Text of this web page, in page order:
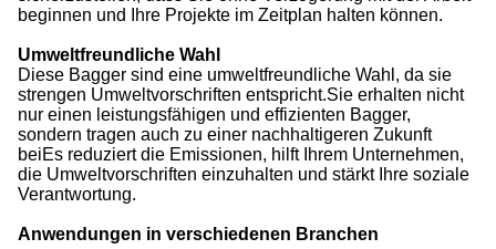
beginnen und Ihre Projekte im Zeitplan halten können.
Umweltfreundliche Wahl
Diese Bagger sind eine umweltfreundliche Wahl, da sie
strengen Umweltvorschriften entspricht.Sie erhalten nicht
nur einen leistungsfähigen und effizienten Bagger,
sondern tragen auch zu einer nachhaltigeren Zukunft
beiEs reduziert die Emissionen, hilft Ihrem Unternehmen,
die Umweltvorschriften einzuhalten und stärkt Ihre soziale
Verantwortung.
Anwendungen in verschiedenen Branchen